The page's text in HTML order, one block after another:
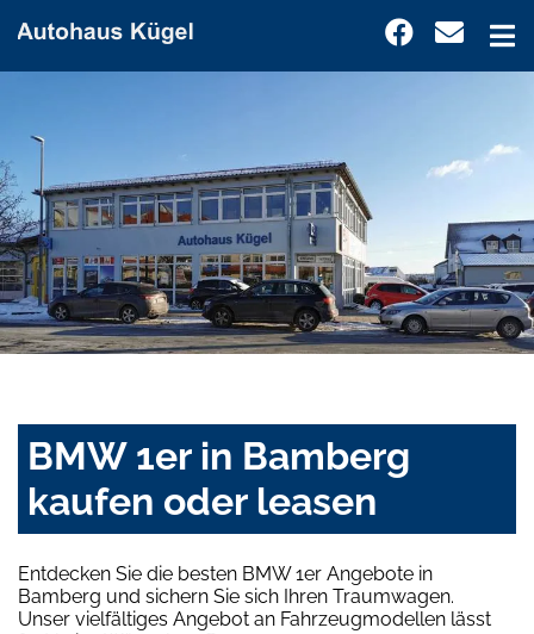
BMW 1er in Bamberg
kaufen oder leasen
Entdecken Sie die besten BMW 1er Angebote in
Bamberg und sichern Sie sich Ihren Traumwagen.
Unser vielfältiges Angebot an Fahrzeugmodellen lässt